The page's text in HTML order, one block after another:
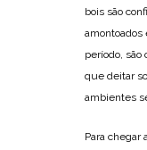
bois são
amontoados
período,
que deitar
ambientes
Para chegar